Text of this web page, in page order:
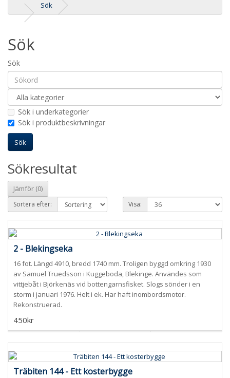
Sök
Sök
Sök
Sök i underkategorier
Sök i produktbeskrivningar
Sökresultat
Jämför (0)
Sortera efter: Visa:
2 - Blekingseka
16 fot. Längd 4910, bredd 1740 mm. Troligen byggd omkring 1930
av Samuel Truedsson i Kuggeboda, Blekinge. Användes som
vittjebåt i Björkenäs vid bottengarnsfisket. Slogs sönder i en
storm i januari 1976. Helt i ek. Har haft inombordsmotor.
Rekonstruerad.
450kr
Träbiten 144 - Ett kosterbygge